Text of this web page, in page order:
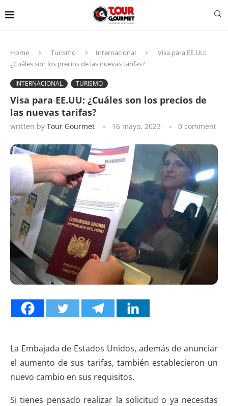
Home Turismo Internacional
Visa para EE.UU:
¿Cuáles son los precios de las nuevas tarifas?
INTERNACIONAL TURISMO
Visa para EE.UU: ¿Cuáles son los precios de
las nuevas tarifas?
written by Tour Gourmet 16 mayo, 2023 0 comment
La Embajada de Estados Unidos, además de anunciar
el aumento de sus tarifas, también establecieron un
nuevo cambio en sus requisitos.
Si tienes pensado realizar la solicitud o ya necesitas